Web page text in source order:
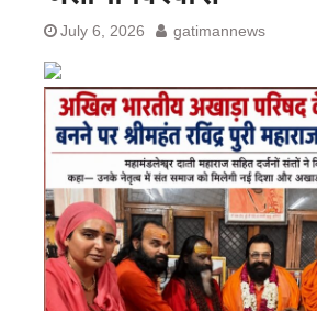
July 6, 2026 gatimannews